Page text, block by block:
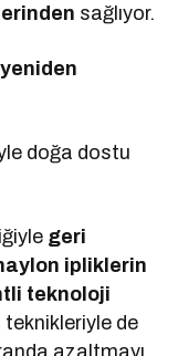
sağlıyor.
yeniden
doğa dostu
geri
ipliklerin
teknoloji
teknikleriyle de
azaltmayı